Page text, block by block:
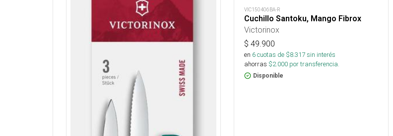
VIC150406BA-R
Cuchillo Santoku, Mango Fibrox
Victorinox
$ 49.900
en 6cuotas de $8.317sin interés
ahorras $2.000 por transferencia.
Disponible